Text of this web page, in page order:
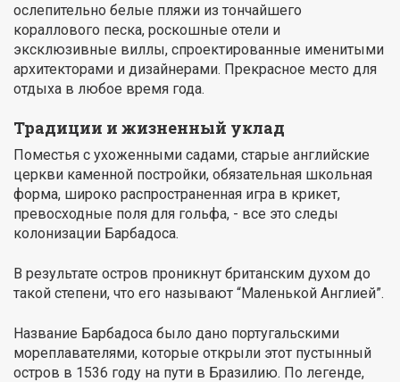
ослепительно белые пляжи из тончайшего
кораллового песка, роскошные отели и
эксклюзивные виллы, спроектированные именитыми
архитекторами и дизайнерами. Прекрасное место для
отдыха в любое время года.
Традиции и жизненный уклад
Поместья с ухоженными садами, старые английские
церкви каменной постройки, обязательная школьная
форма, широко распространенная игра в крикет,
превосходные поля для гольфа, - все это следы
колонизации Барбадоса.
В результате остров проникнут британским духом до
такой степени, что его называют “Маленькой Англией”.
Название Барбадоса было дано португальскими
мореплавателями, которые открыли этот пустынный
остров в 1536 году на пути в Бразилию. По легенде,